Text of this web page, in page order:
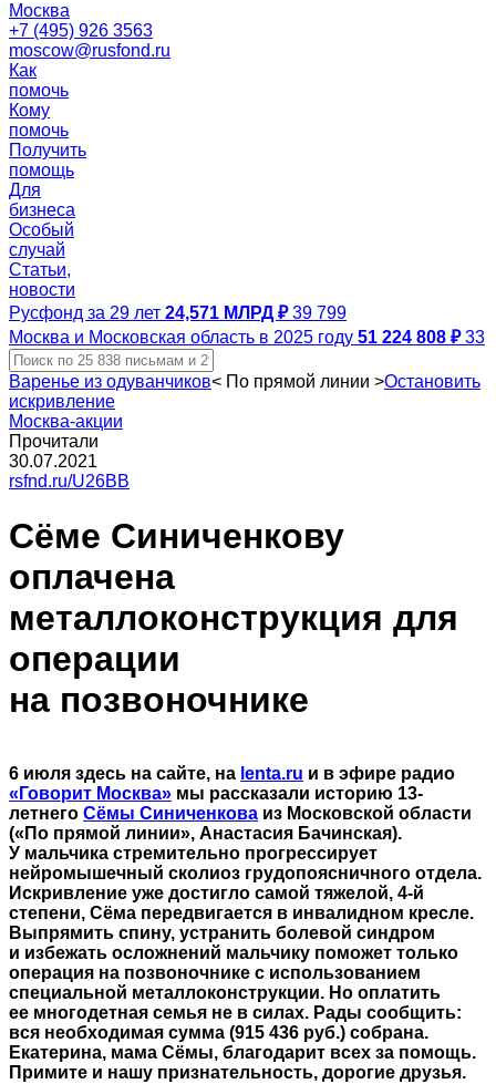
Москва
+7 (495) 926 3563
moscow@rusfond.ru
Как
помочь
Кому
помочь
Получить
помощь
Для
бизнеса
Особый
случай
Статьи,
новости
Русфонд за 29 лет 24,571 МЛРД ₽ 39 799
Москва и Московская область в 2025 году 51 224 808 ₽ 33
Варенье из одуванчиков< По прямой линии >Остановить
искривление
Москва-акции
Прочитали
30.07.2021
rsfnd.ru/U26BB
Сёме Синиченкову
оплачена
металлоконструкция для
операции
на позвоночнике
6 июля здесь на сайте, на lenta.ru и в эфире радио
«Говорит Москва» мы рассказали историю 13-
летнего Сёмы Синиченкова из Московской области
(«По прямой линии», Анастасия Бачинская).
У мальчика стремительно прогрессирует
нейромышечный сколиоз грудопоясничного отдела.
Искривление уже достигло самой тяжелой, 4-й
степени, Сёма передвигается в инвалидном кресле.
Выпрямить спину, устранить болевой синдром
и избежать осложнений мальчику поможет только
операция на позвоночнике с использованием
специальной металлоконструкции. Но оплатить
ее многодетная семья не в силах. Рады сообщить:
вся необходимая сумма (915 436 руб.) собрана.
Екатерина, мама Сёмы, благодарит всех за помощь.
Примите и нашу признательность, дорогие друзья.